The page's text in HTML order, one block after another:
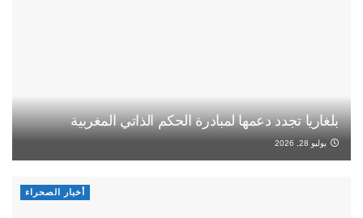
بلغاريا تجدد دعمها لمبادرة الحكم الذاتي المغربية
يوليو 28, 2026
أخبار الصحراء